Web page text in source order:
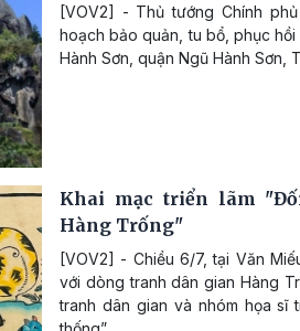
[VOV2] - Thủ tướng Chính
hoạch bảo quản, tu bổ, phục
Hành Sơn, quận Ngũ Hành Sơn,
Khai mạc triển lãm
Hàng Trống"
[VOV2] - Chiều 6/7, tại Văn
với dòng tranh dân gian Hàng
tranh dân gian và nhóm họa sĩ